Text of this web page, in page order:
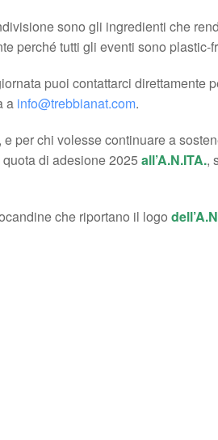
sono gli ingredienti che
perché tutti gli eventi sono plastic-
puoi contattarci direttamente
a info@trebbianat.com.
per chi volesse continuare a
di adesione 2025 all’A.N.ITA.,
che riportano il logo